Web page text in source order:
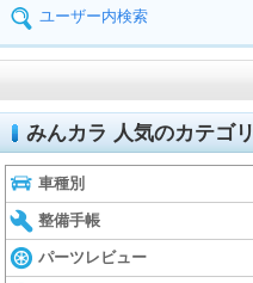
ユーザー内検索
みんカラ 人気のカテゴリ
車種別
整備手帳
パーツレビュー